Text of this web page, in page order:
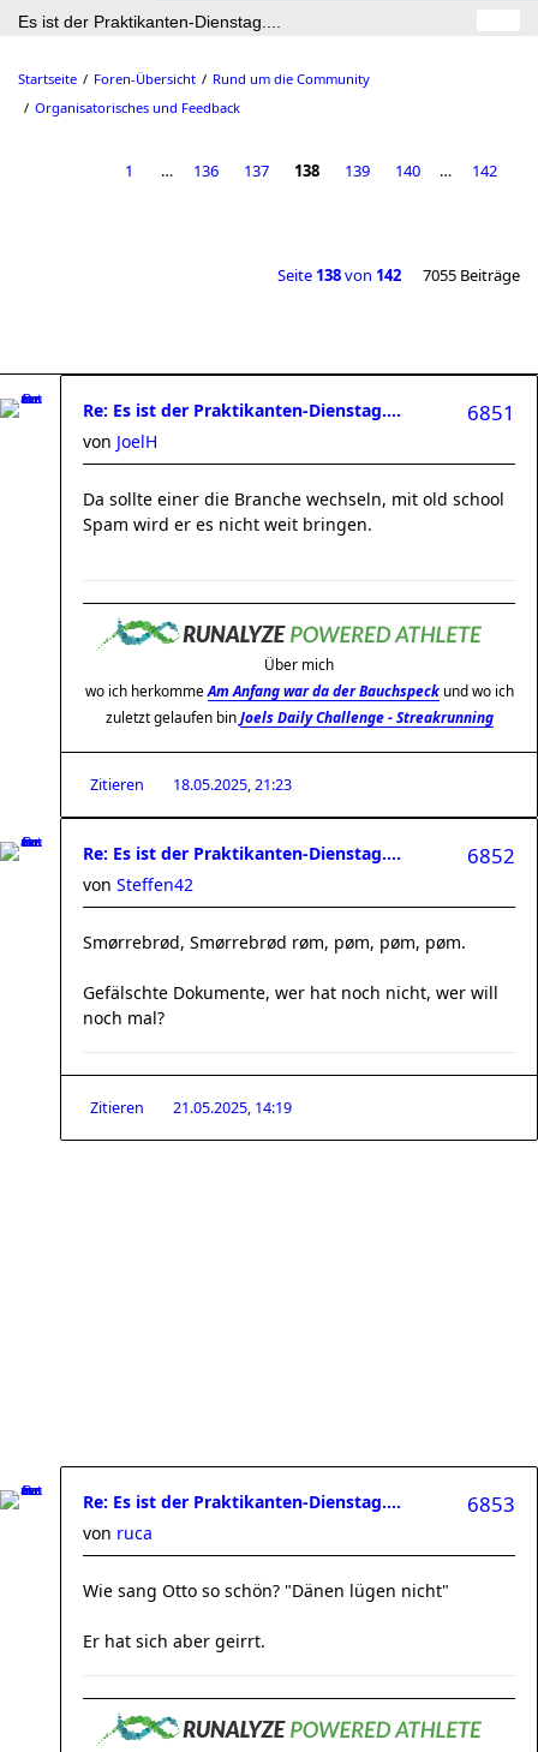
Es ist der Praktikanten-Dienstag....
Startseite Foren-Übersicht
Rund um die Community
Organisatorisches und Feedback
1 … 136 137 138 139 140 … 142
Seite 138von 142 7055 Beiträge
Re: Es ist der Praktikanten-Dienstag.... 6851
von JoelH
Da sollte einer die Branche wechseln, mit old school
Spam wird er es nicht weit bringen.
Über mich
wo ich herkomme Am Anfang war da der Bauchspeckund wo ich
zuletzt gelaufen binJoels Daily Challenge - Streakrunning
Zitieren 18.05.2025, 21:23
Re: Es ist der Praktikanten-Dienstag.... 6852
von Steffen42
Smørrebrød, Smørrebrød røm, pøm, pøm, pøm.
Gefälschte Dokumente, wer hat noch nicht, wer will
noch mal?
Zitieren 21.05.2025, 14:19
Re: Es ist der Praktikanten-Dienstag.... 6853
von ruca
Wie sang Otto so schön? "Dänen lügen nicht"
Er hat sich aber geirrt.